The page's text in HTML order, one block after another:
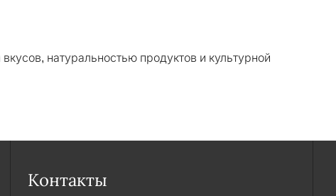
натуральностью продуктов и культурной
Контакты